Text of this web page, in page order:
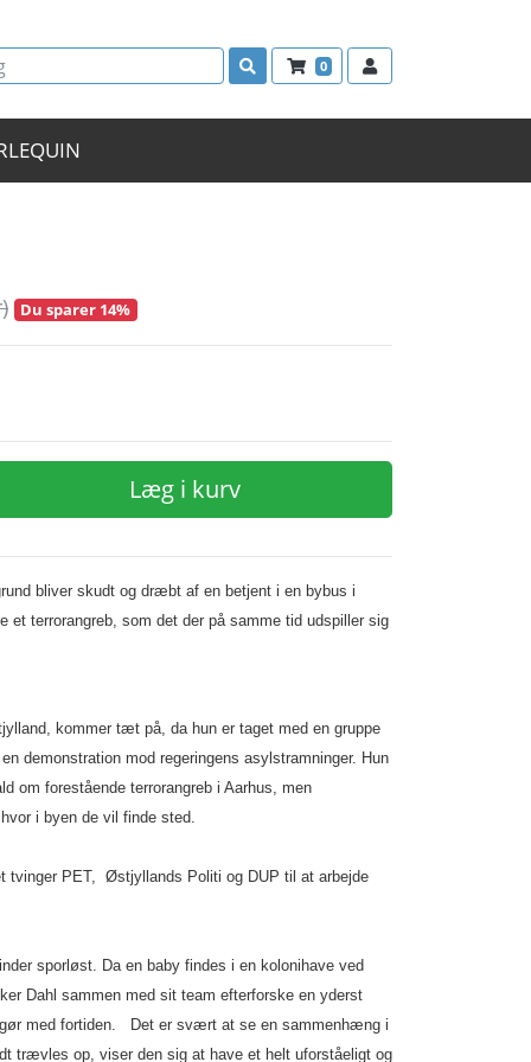
0
Du sparer 14%
Læg i kurv
bliver skudt og dræbt af en betjent i en bybus i
et terrorangreb, som det der på samme tid udspiller sig
kommer tæt på, da hun er taget med en gruppe
demonstration mod regeringens asylstramninger. Hun
om forestående terrorangreb i Aarhus, men
i byen de vil finde sted.
tvinger PET, Østjyllands Politi og DUP til at arbejde
sporløst. Da en baby findes i en kolonihave ved
Dahl sammen med sit team efterforske en yderst
med fortiden. Det er svært at se en sammenhæng i
trævles op, viser den sig at have et helt uforståeligt og